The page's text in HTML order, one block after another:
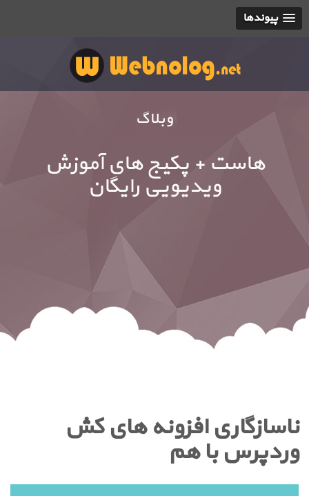
پیوندها
وبلاگ
هاست + پکیج های آموزش
ویدیویی رایگان
ناسازگاری افزونه های کش
وردپرس با هم